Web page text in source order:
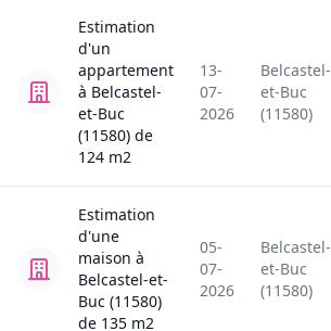
Estimation
d'un
appartement
à Belcastel-
et-Buc
(11580) de
124 m2
13-
07-
2026
Belcastel-
et-Buc
(11580)
Estimation
d'une
maison à
Belcastel-et-
Buc (11580)
de 135 m2
05-
07-
2026
Belcastel-
et-Buc
(11580)